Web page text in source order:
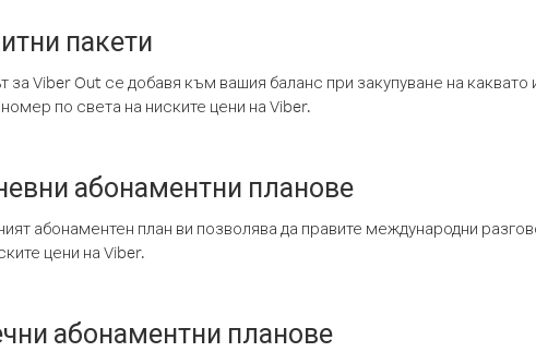
пакети
за Viber Out се добавя към вашия баланс при закупуване на
по света на ниските цени на Viber.
абонаментни планове
абонаментен план ви позволява да правите международни
цени на Viber.
абонаментни планове